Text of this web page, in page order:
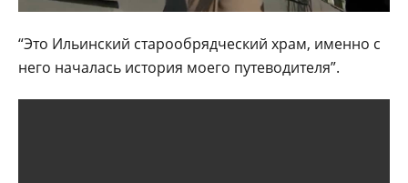
“Это Ильинский старообрядческий храм, именно с
него началась история моего путеводителя”.